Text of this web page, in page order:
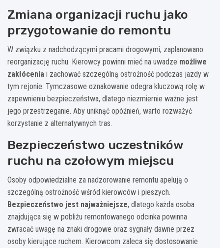
Zmiana organizacji ruchu jako
przygotowanie do remontu
W związku z nadchodzącymi pracami drogowymi, zaplanowano
reorganizację ruchu. Kierowcy powinni mieć na uwadze możliwe
zakłócenia i zachować szczególną ostrożność podczas jazdy w
tym rejonie. Tymczasowe oznakowanie odegra kluczową rolę w
zapewnieniu bezpieczeństwa, dlatego niezmiernie ważne jest
jego przestrzeganie. Aby uniknąć opóźnień, warto rozważyć
korzystanie z alternatywnych tras.
Bezpieczeństwo uczestników
ruchu na czołowym miejscu
Osoby odpowiedzialne za nadzorowanie remontu apelują o
szczególną ostrożność wśród kierowców i pieszych.
Bezpieczeństwo jest najważniejsze, dlatego każda osoba
znajdująca się w pobliżu remontowanego odcinka powinna
zwracać uwagę na znaki drogowe oraz sygnały dawne przez
osoby kierujące ruchem. Kierowcom zaleca się dostosowanie